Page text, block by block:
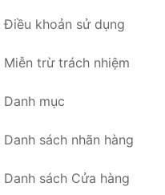
Điều khoản sử dụng
Miễn trừ trách nhiệm
Danh mục
Danh sách nhãn hàng
Danh sách Cửa hàng